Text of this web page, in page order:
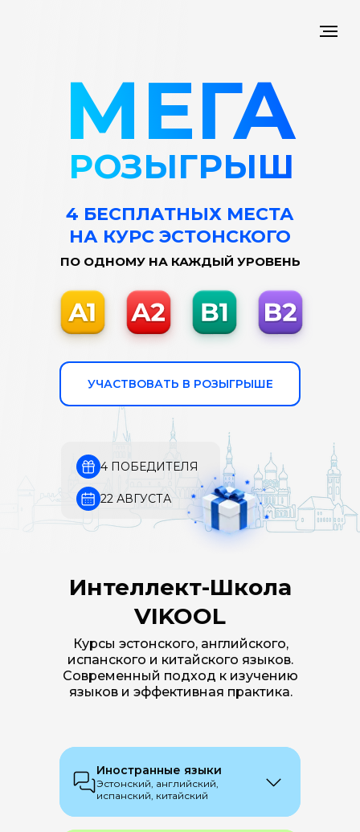
ПО ОДНОМУ НА КАЖДЫЙ УРОВЕНЬ
4 БЕСПЛАТНЫХ МЕСТА
НА КУРС ЭСТОНСКОГО
22 АВГУСТА
4 ПОБЕДИТЕЛЯ
УЧАСТВОВАТЬ В РОЗЫГРЫШЕ
РОЗЫГРЫШ
МЕГА
Интеллект-Школа
VIKOOL
Курсы эстонского, английского,
испанского и китайского языков.
Современный подход к изучению
языков и эффективная практика.
Иностранные языки
Эстонский, английский,
испанский, китайский